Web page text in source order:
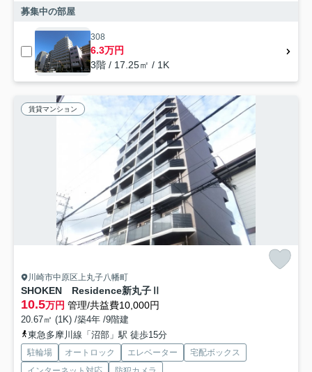
募集中の部屋
308
6.3万円
3階 / 17.25㎡ / 1K
賃貸マンション
川崎市中原区上丸子八幡町
SHOKEN Residence新丸子Ⅱ
10.5万円 管理/共益費10,000円
20.67㎡ (1K) /築4年 /9階建
東急多摩川線「沼部」駅 徒歩15分
駐輪場 オートロック エレベーター
宅配ボックス